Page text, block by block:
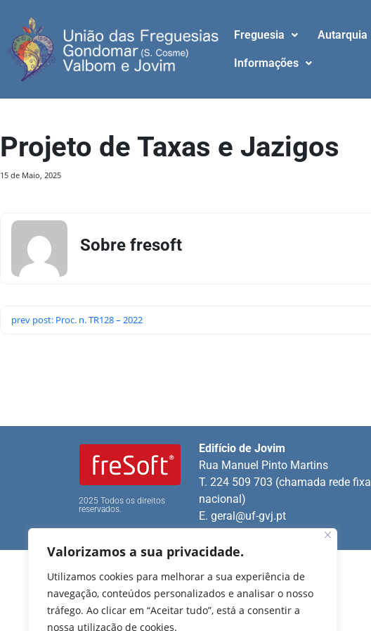
Valorizamos a sua privacidade.
Utilizamos cookies para melhorar a sua experiência de
navegação, conteúdos personalizados e analisar o nosso
tráfego. Ao clicar em “Aceitar tudo”, está a consentir a
nossa utilização de cookies.
Freguesia Autarquia
Informações
Projeto de Taxas e Jazigos
15 de Maio, 2025
Sobre fresoft
prev post: Proc. n. TR128 – 2022
2025 Todos os direitos
reservados.
Edifício de Jovim
Rua Manuel Pinto Martins
T. 224 509 703 (chamada rede fixa
nacional)
E.geral@uf-gvj.pt